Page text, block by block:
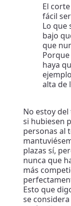
El
fácil
Lo que
bajo
que
haya
alta de
No estoy
si hubiesen
personas al
plazas sí,
nunca que
más
Esto que
se